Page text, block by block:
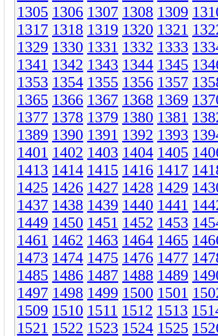
1305 1306 1307 1308 1309
1317 1318 1319 1320 1321
1329 1330 1331 1332 1333
1341 1342 1343 1344 1345
1353 1354 1355 1356 1357
1365 1366 1367 1368 1369
1377 1378 1379 1380 1381
1389 1390 1391 1392 1393
1401 1402 1403 1404 1405
1413 1414 1415 1416 1417
1425 1426 1427 1428 1429
1437 1438 1439 1440 1441
1449 1450 1451 1452 1453
1461 1462 1463 1464 1465
1473 1474 1475 1476 1477
1485 1486 1487 1488 1489
1497 1498 1499 1500 1501
1509 1510 1511 1512 1513
1521 1522 1523 1524 1525